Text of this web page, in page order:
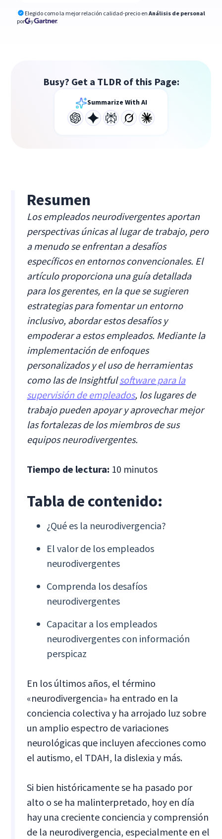
Elegido como la mejor relación calidad-precio en Análisis de personal
por
y
Busy? Get a TLDR of this Page:
Summarize With AI
Resumen
Los empleados neurodivergentes aportan
perspectivas únicas al lugar de trabajo, pero
a menudo se enfrentan a desafíos
específicos en entornos convencionales. El
artículo proporciona una guía detallada
para los gerentes, en la que se sugieren
estrategias para fomentar un entorno
inclusivo, abordar estos desafíos y
empoderar a estos empleados. Mediante la
implementación de enfoques
personalizados y el uso de herramientas
como las de Insightfulsoftware para la
supervisión de empleados, los lugares de
trabajo pueden apoyar y aprovechar mejor
las fortalezas de los miembros de sus
equipos neurodivergentes.
Tiempo de lectura: 10 minutos
Tabla de contenido:
¿Qué es la neurodivergencia?
El valor de los empleados
neurodivergentes
Comprenda los desafíos
neurodivergentes
Capacitar a los empleados
neurodivergentes con información
perspicaz
En los últimos años, el término
«neurodivergencia» ha entrado en la
conciencia colectiva y ha arrojado luz sobre
un amplio espectro de variaciones
neurológicas que incluyen afecciones como
el autismo, el TDAH, la dislexia y más.
Si bien históricamente se ha pasado por
alto o se ha malinterpretado, hoy en día
hay una creciente conciencia y comprensión
de la neurodivergencia, especialmente en el